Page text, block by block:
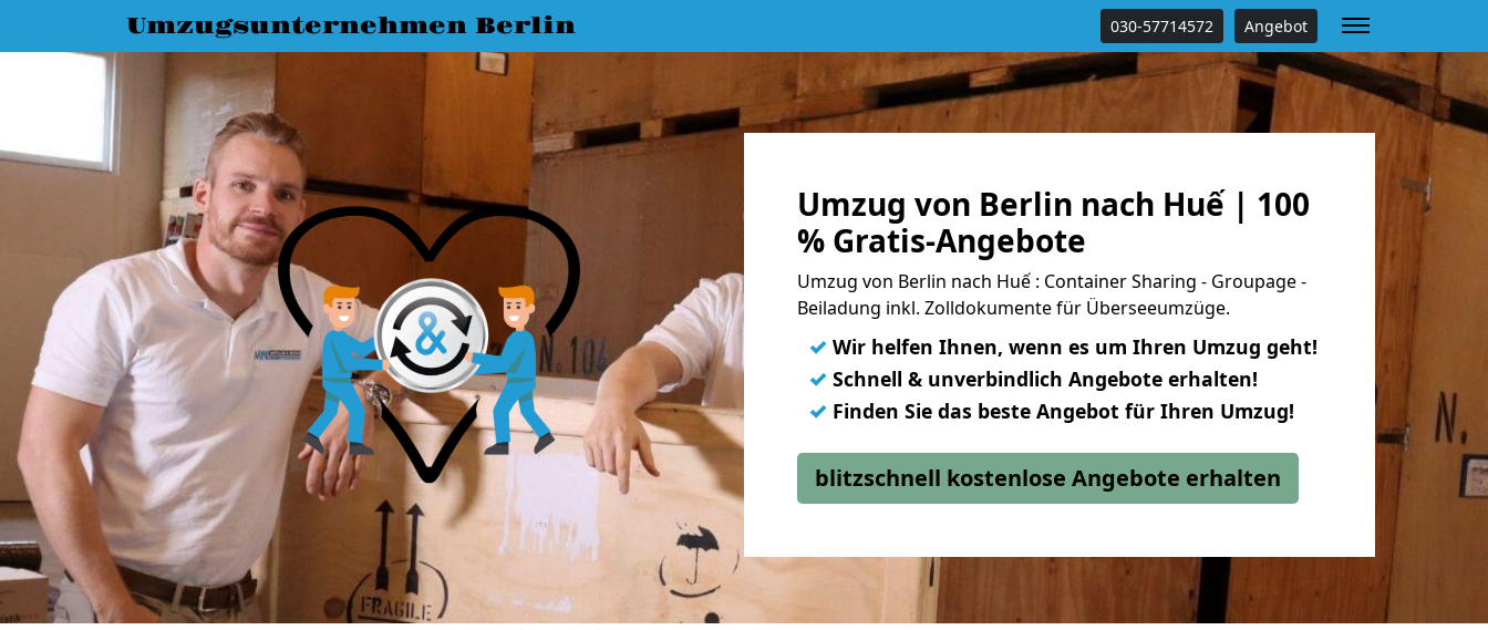
Umzugsunternehmen Berlin 030-57714572 Angebot
Umzug von Berlin nach Huế | 100
% Gratis-Angebote
Umzug von Berlin nach Huế : Container Sharing - Groupage -
Beiladung inkl. Zolldokumente für Überseeumzüge.
✓ Wir helfen Ihnen, wenn es um Ihren Umzug geht!
✓ Schnell & unverbindlich Angebote erhalten!
✓ Finden Sie das beste Angebot für Ihren Umzug!
blitzschnell kostenlose Angebote erhalten